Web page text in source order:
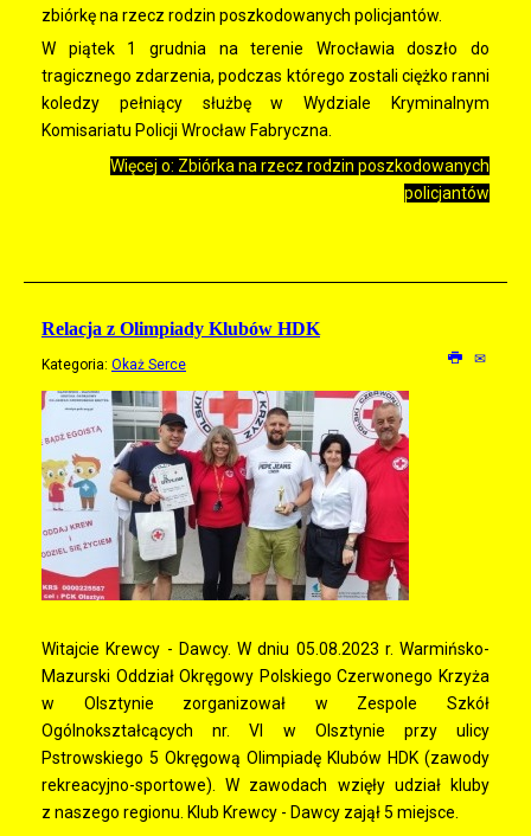
zbiórkę na rzecz rodzin poszkodowanych policjantów.
W piątek 1 grudnia na terenie Wrocławia doszło do
tragicznego zdarzenia, podczas którego zostali ciężko ranni
koledzy pełniący służbę w Wydziale Kryminalnym
Komisariatu Policji Wrocław Fabryczna.
Więcej o: Zbiórka na rzecz rodzin poszkodowanych
policjantów
Relacja z Olimpiady Klubów HDK
Kategoria: Okaż Serce
Witajcie Krewcy - Dawcy. W dniu 05.08.2023 r. Warmińsko-
Mazurski Oddział Okręgowy Polskiego Czerwonego Krzyża
w Olsztynie zorganizował w Zespole Szkół
Ogólnokształcących nr. VI w Olsztynie przy ulicy
Pstrowskiego 5 Okręgową Olimpiadę Klubów HDK (zawody
rekreacyjno-sportowe). W zawodach wzięły udział kluby
z naszego regionu. Klub Krewcy - Dawcy zajął 5 miejsce.